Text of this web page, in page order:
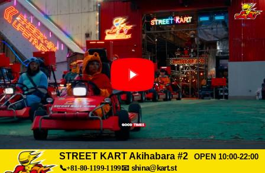
STREET KART Akihabara #2
OPEN 10:00-22:00
📞+81-80-1199-1199📧 shina@kart.st